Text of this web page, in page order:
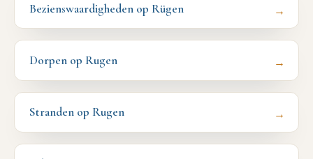
Bezienswaardigheden op Rügen →
Dorpen op Rugen →
Stranden op Rugen →